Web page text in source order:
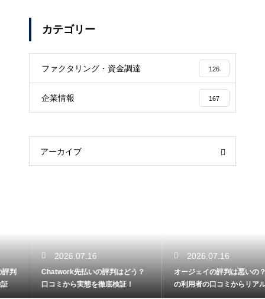
カテゴリー
ファクタリング・資金調達 126
企業情報 167
アーカイブ
2026.07.16
Chatwork先払いの評判はどう？
口コミから実態を徹底検証！
2026.07.16
オージェイの評判は悪いの？実際
の利用者の口コミからリアルな実
態検証